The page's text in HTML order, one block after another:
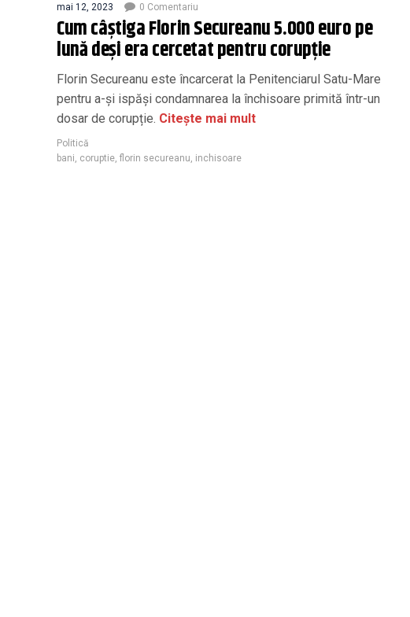
mai 12, 2023 0 Comentariu
Cum câștiga Florin Secureanu 5.000 euro pe
lună deși era cercetat pentru corupție
Florin Secureanu este încarcerat la Penitenciarul Satu-Mare
pentru a-și ispăși condamnarea la închisoare primită într-un
dosar de corupție. Citește mai mult
Politică
bani coruptie florin secureanu inchisoare